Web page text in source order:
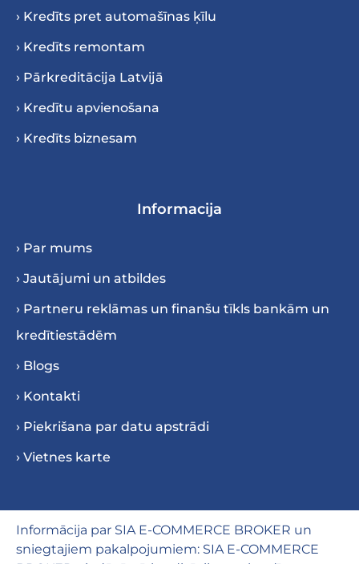
› Kredīts pret automašīnas ķīlu
› Kredīts remontam
› Pārkreditācija Latvijā
› Kredītu apvienošana
› Kredīts biznesam
Informacija
› Par mums
› Jautājumi un atbildes
› Partneru reklāmas un finanšu tīkls bankām un
kredītiestādēm
› Blogs
› Kontakti
› Piekrišana par datu apstrādi
› Vietnes karte
Informācija par SIA E-COMMERCE BROKER un
sniegtajiem pakalpojumiem: SIA E-COMMERCE